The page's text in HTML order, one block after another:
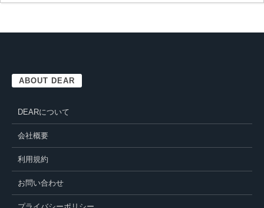
ABOUT DEAR
DEARについて
会社概要
利用規約
お問い合わせ